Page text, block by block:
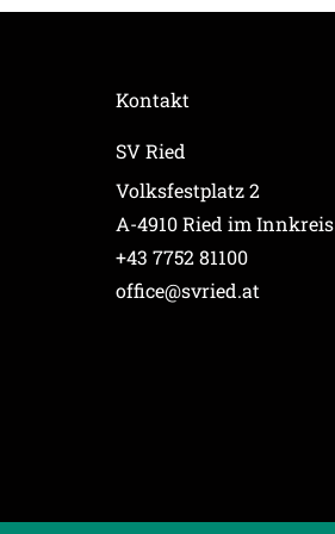
Kontakt
SV Ried
Volksfestplatz 2
A-4910 Ried im Innkreis
+43 7752 81100
office@svried.at